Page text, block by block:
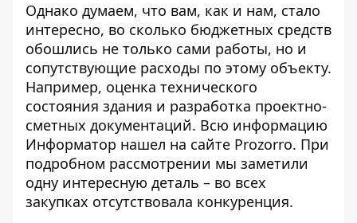
Однако думаем, что вам, как и нам, стало
интересно, во сколько бюджетных средств
обошлись не только сами работы, но и
сопутствующие расходы по этому объекту.
Например, оценка технического
состояния здания и разработка проектно-
сметных документаций. Всю информацию
Информатор нашел на сайте Prozorro. При
подробном рассмотрении мы заметили
одну интересную деталь – во всех
закупках отсутствовала конкуренция.